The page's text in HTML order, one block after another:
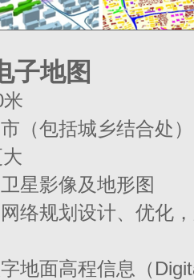
子地图
（包括城乡结合处
星影像及地形图
络规划设计、优化
地面高程信息（